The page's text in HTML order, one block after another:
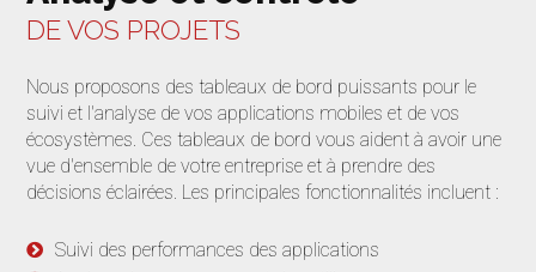
DE VOS PROJETS
Nous proposons des tableaux de bord puissants pour le
suivi et l'analyse de vos applications mobiles et de vos
écosystèmes. Ces tableaux de bord vous aident à avoir une
vue d'ensemble de votre entreprise et à prendre des
décisions éclairées. Les principales fonctionnalités incluent :
Suivi des performances des applications